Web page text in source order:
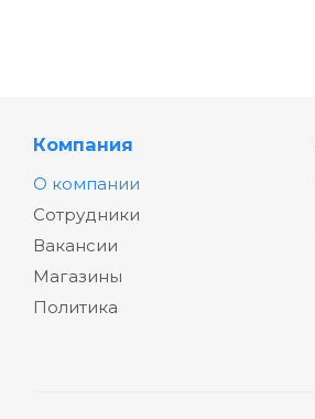
Компания
О компании
Сотрудники
Вакансии
Магазины
Политика